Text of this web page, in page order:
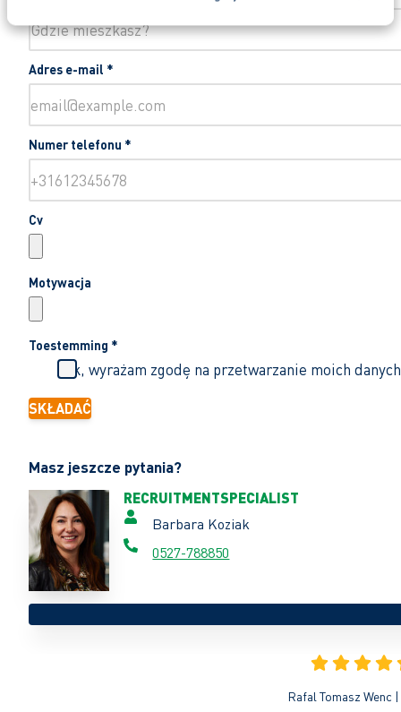
Adres e-mail *
Numer telefonu *
Cv
Motywacja
Toestemming *
Tak, wyrażam zgodę na przetwarzanie moich danych
SKŁADAĆ
Masz jeszcze pytania?
RECRUITMENTSPECIALIST
Barbara Koziak
0527-788850
Rafal Tomasz Wenc |